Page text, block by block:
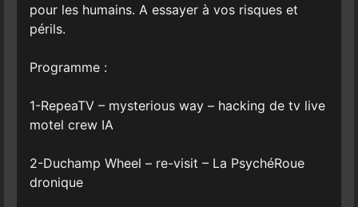
pour les humains. A essayer à vos risques et
périls.
Programme :
1-RepeaTV – mysterious way – hacking de tv live
motel crew IA
2-Duchamp Wheel – re-visit – La PsychéRoue
dronique